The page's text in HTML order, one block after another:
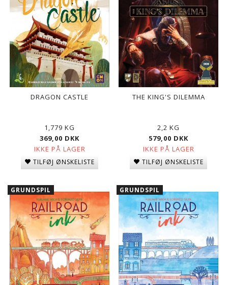
DRAGON CASTLE
1,779 KG
369,00 DKK
IKKE PÅ LAGER
TILFØJ ØNSKELISTE
THE KING'S DILEMMA
2,2 KG
579,00 DKK
IKKE PÅ LAGER
TILFØJ ØNSKELISTE
GRUNDSPIL GRUNDSPIL